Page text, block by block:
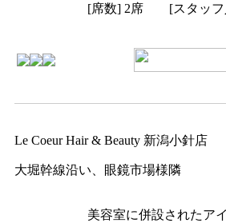
[席数] 2席 [スタッフ
Le Coeur Hair & Beauty 新潟小針店
大堀幹線沿い、眼鏡市場様隣
美容室に併設されたア